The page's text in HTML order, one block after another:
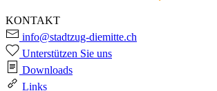
KONTAKT
info@stadtzug-diemitte.ch
Unterstützen Sie uns
Downloads
Links